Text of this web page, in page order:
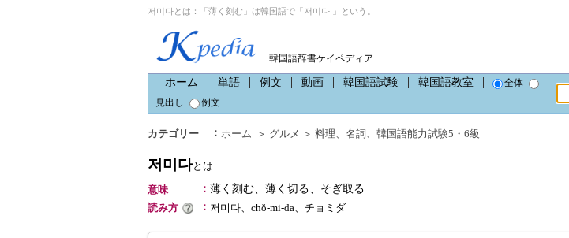
저미다とは：「薄く刻む」は韓国語で「저미다 」という。
韓国語辞書ケイペディア
ホーム 単語 例文 動画 韓国語試験 韓国語教室
全体
見出し
例文
カテゴリー ： ホーム ＞ グルメ ＞ 料理、 名詞 、 韓国語能力試験5・6級
저미다とは
意味
： 薄く刻む、薄く切る、そぎ取る
読み方
： 저미다、chŏ-mi-da、チョミダ